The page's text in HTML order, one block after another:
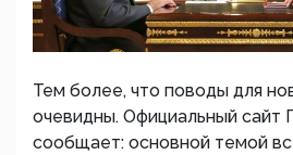
Тем более, что поводы для
очевидны. Официальный сайт
сообщает: основной темой